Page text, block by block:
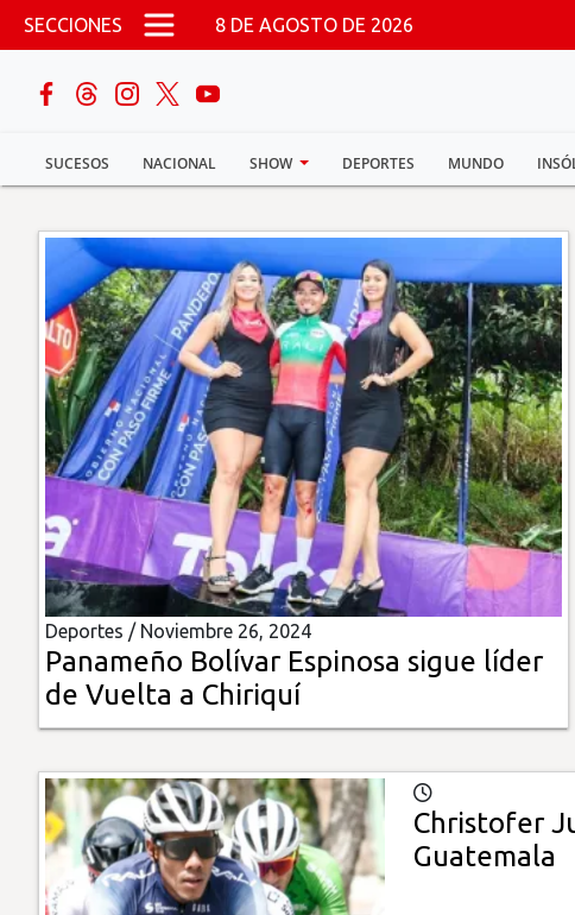
Pasar al contenido principal
SECCIONES 8 DE AGOSTO DE 2026
SUCESOS NACIONAL SHOW DEPORTES MUNDO
buscar
Sucesos
Nacional
Política
Show
Deportes
Mundo
Insólitas
Multimedia
Impreso
Deportes / Noviembre 26, 2024
Panameño Bolívar Espinosa sigue líder
de Vuelta a Chiriquí
Christofer
Guatemala